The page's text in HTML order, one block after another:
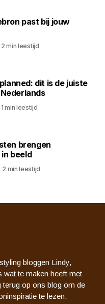
past bij jouw
2 min leestijd
dit is de juiste
1 min leestijd
brengen
beeld
2 min leestijd
bloggen Lindy,
wat te maken heeft met
terug op ons blog om de
te lezen.